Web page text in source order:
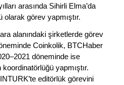
arasında Sihirli Elma’da
olarak görev yapmıştır.
alanındaki şirketlerde görev
Coinkolik, BTCHaber
döneminde ise
koordinatörlüğü yapmıştır.
editörlük görevini